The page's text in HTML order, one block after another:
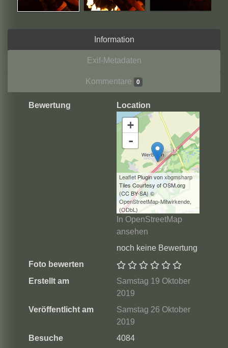
Information
Exif-Metadaten
Kommentare 0
Bewertung Location
+
-
Leaflet Plugin vonxbgmsharp
Tiles Courtesy of OSM.org
(CC BY-SA) ©
OpenStreetMap-Mitwirkende,
(ODbL)
In OpenStreetMap
ansehen
noch keine Bewertung
Foto bewerten
Erstellt am
Samstag 19 Oktober
2019
Veröffentlicht am
Samstag 26 Oktober
2019
Besuche
4084